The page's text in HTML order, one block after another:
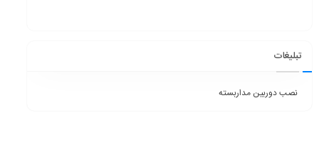
تبلیغات
نصب دوربین مداربسته